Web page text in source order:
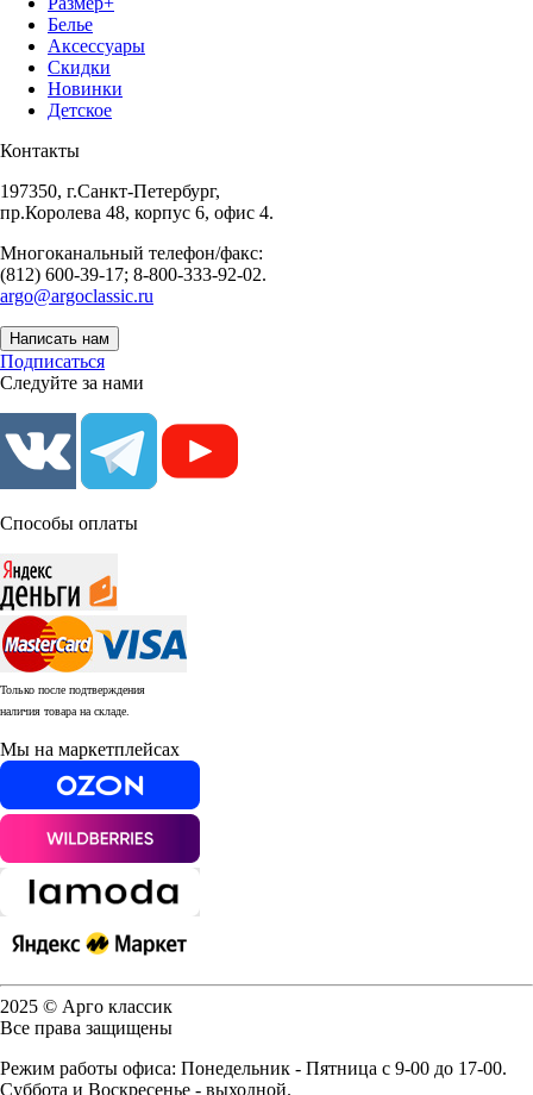
Белье
Аксессуары
Скидки
Новинки
Детское
Контакты
197350, г.Санкт-Петербург,
пр.Королева 48, корпус 6, офис 4.
Многоканальный телефон/факс:
(812) 600-39-17; 8-800-333-92-02.
argo@argoclassic.ru
Написать нам
Подписаться
Следуйте за нами
Способы оплаты
Только после подтверждения
наличия товара на складе.
Мы на маркетплейсах
2025 © Арго классик
Все права защищены
Режим работы офиса: Понедельник - Пятница с 9-00 до 17-00.
Суббота и Воскресенье - выходной.